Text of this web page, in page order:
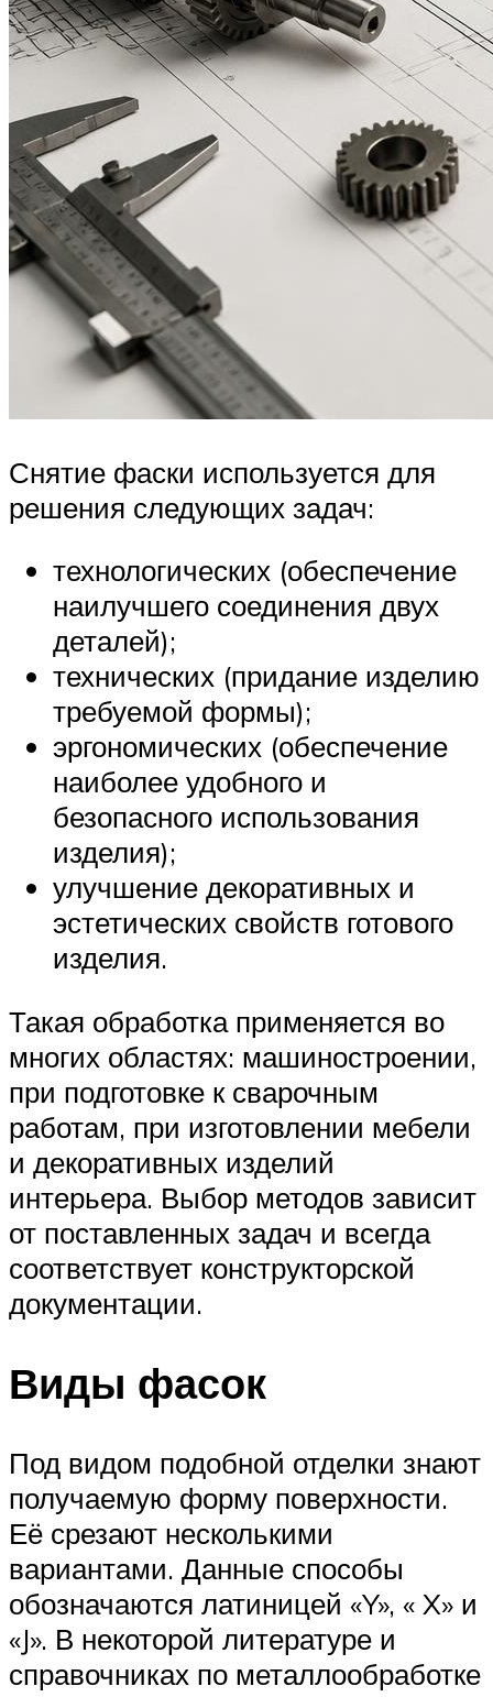
Снятие фаски используется для
решения следующих задач:
технологических (обеспечение
наилучшего соединения двух
деталей);
технических (придание изделию
требуемой формы);
эргономических (обеспечение
наиболее удобного и
безопасного использования
изделия);
улучшение декоративных и
эстетических свойств готового
изделия.
Такая обработка применяется во
многих областях: машиностроении,
при подготовке к сварочным
работам, при изготовлении мебели
и декоративных изделий
интерьера. Выбор методов зависит
от поставленных задач и всегда
соответствует конструкторской
документации.
Виды фасок
Под видом подобной отделки знают
получаемую форму поверхности.
Её срезают несколькими
вариантами. Данные способы
обозначаются латиницей «Y», « X» и
«J». В некоторой литературе и
справочниках по металлообработке